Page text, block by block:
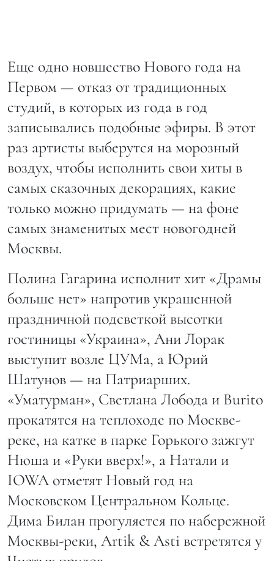
Еще одно новшество Нового года на
Первом — отказ от традиционных
студий, в которых из года в год
записывались подобные эфиры. В этот
раз артисты выберутся на морозный
воздух, чтобы исполнить свои хиты в
самых сказочных декорациях, какие
только можно придумать — на фоне
самых знаменитых мест новогодней
Москвы.
Полина Гагарина исполнит хит «Драмы
больше нет» напротив украшенной
праздничной подсветкой высотки
гостиницы «Украина», Ани Лорак
выступит возле ЦУМа, а Юрий
Шатунов — на Патриарших.
«Уматурман», Светлана Лобода и Burito
прокатятся на теплоходе по Москве-
реке, на катке в парке Горького зажгут
Нюша и «Руки вверх!», а Натали и
IOWA отметят Новый год на
Московском Центральном Кольце.
Дима Билан прогуляется по набережной
Москвы-реки, Artik & Asti встретятся у